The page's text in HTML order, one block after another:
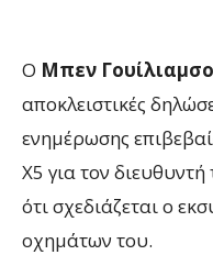
Ο Μπεν
αποκλειστικές
ενημέρωσης
X5 για τον
ότι σχεδιάζεται ο
οχημάτων του.